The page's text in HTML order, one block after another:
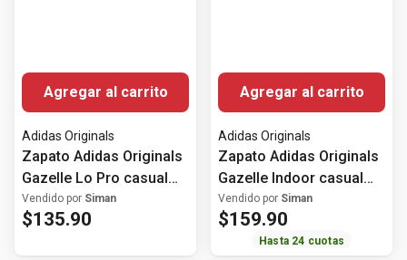
Agregar al carrito
Adidas Originals
Zapato Adidas Originals
Gazelle Lo Pro casual
color beige para mujer
Vendido por Siman
$135.90
Agregar al carrito
Adidas Originals
Zapato Adidas Originals
Gazelle Indoor casual
color rojo para mujer
Vendido por Siman
$159.90
Hasta 24 cuotas